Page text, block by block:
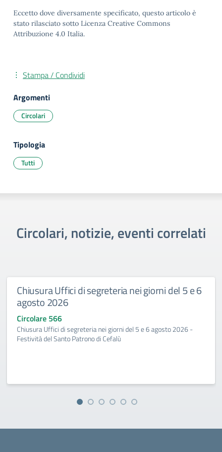
Eccetto dove diversamente specificato, questo articolo è
stato rilasciato sotto Licenza Creative Commons
Attribuzione 4.0 Italia.
Stampa / Condividi
Argomenti
Circolari
Tipologia
Tutti
Circolari, notizie, eventi correlati
Chiusura Uffici di segreteria nei giorni del 5 e 6
agosto 2026
Circolare 566
Chiusura Uffici di segreteria nei giorni del 5 e 6 agosto 2026 -
Festività del Santo Patrono di Cefalù